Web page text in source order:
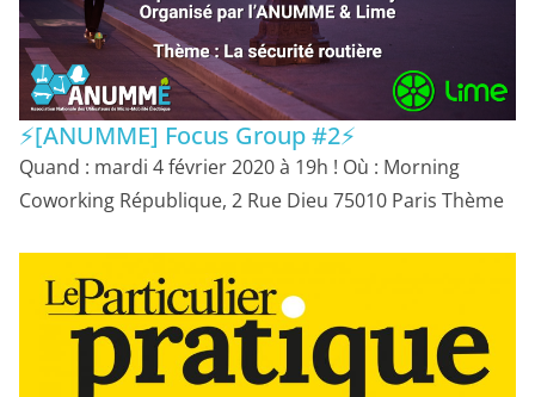
⚡[ANUMME] Focus Group #2⚡
Quand : mardi 4 février 2020 à 19h ! Où : Morning
Coworking République, 2 Rue Dieu 75010 Paris Thème